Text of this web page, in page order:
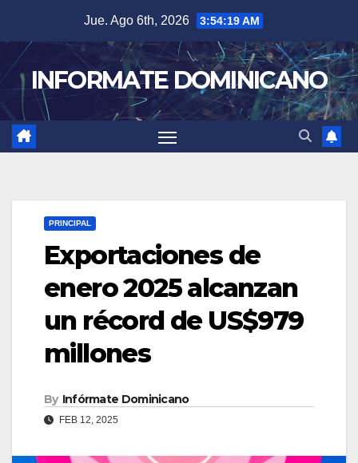
content
Jue. Ago 6th, 2026 3:54:20 AM
INFORMATE DOMINICANO
PRINCIPAL
Exportaciones de
enero 2025 alcanzan
un récord de US$979
millones
By Infórmate Dominicano
FEB 12, 2025